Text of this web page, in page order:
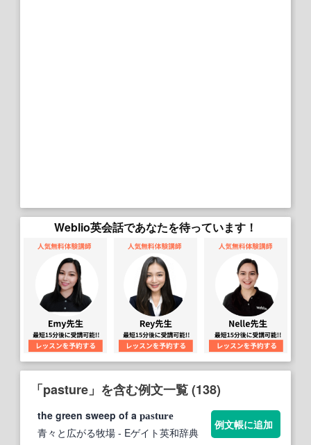
Weblio英会話であなたを待っています！
「pasture」を含む例文一覧 (138)
the green sweep of a pasture
青々と広がる牧場 - Eゲイト英和辞典
例文帳に追加